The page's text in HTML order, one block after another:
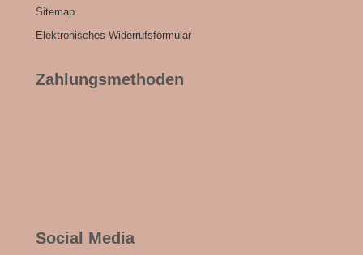
Sitemap
Elektronisches Widerrufsformular
Zahlungsmethoden
Social Media